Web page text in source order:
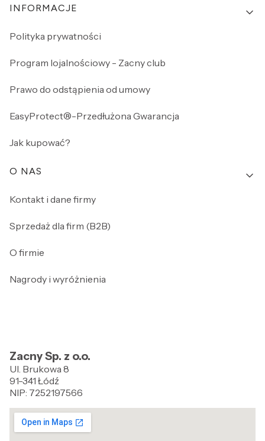
INFORMACJE
Polityka prywatności
Program lojalnościowy - Zacny club
Prawo do odstąpienia od umowy
EasyProtect®-Przedłużona Gwarancja
Jak kupować?
O NAS
Kontakt i dane firmy
Sprzedaż dla firm (B2B)
O firmie
Nagrody i wyróżnienia
Zacny Sp. z o.o.
Ul. Brukowa 8
91-341 Łódź
NIP: 7252197566